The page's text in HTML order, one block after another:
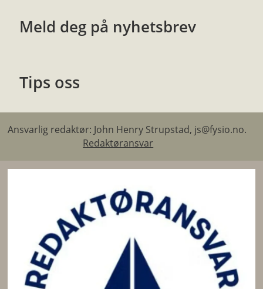
Meld deg på nyhetsbrev
Tips oss
Ansvarlig redaktør: John Henry Strupstad, js@fysio.no.
Redaktøransvar